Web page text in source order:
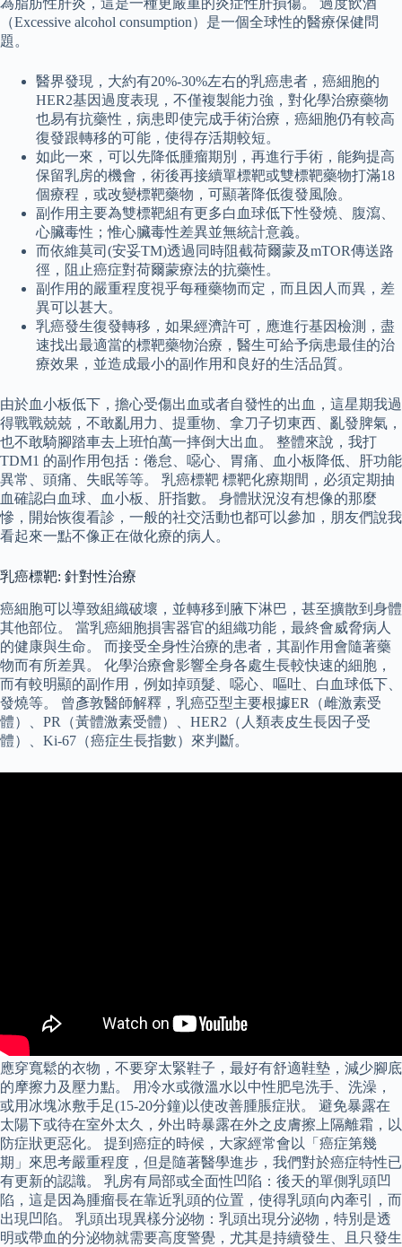
為脂肪性肝炎，這是一種更嚴重的炎症性肝損傷。 過度飲酒
（Excessive alcohol consumption）是一個全球性的醫療保健問
題。
醫界發現，大約有20%-30%左右的乳癌患者，癌細胞的
HER2基因過度表現，不僅複製能力強，對化學治療藥物
也易有抗藥性，病患即使完成手術治療，癌細胞仍有較高
復發跟轉移的可能，使得存活期較短。
如此一來，可以先降低腫瘤期別，再進行手術，能夠提高
保留乳房的機會，術後再接續單標靶或雙標靶藥物打滿18
個療程，或改變標靶藥物，可顯著降低復發風險。
副作用主要為雙標靶組有更多白血球低下性發燒、腹瀉、
心臟毒性；惟心臟毒性差異並無統計意義。
而依維莫司(安妥TM)透過同時阻截荷爾蒙及mTOR傳送路
徑，阻止癌症對荷爾蒙療法的抗藥性。
副作用的嚴重程度視乎每種藥物而定，而且因人而異，差
異可以甚大。
乳癌發生復發轉移，如果經濟許可，應進行基因檢測，盡
速找出最適當的標靶藥物治療，醫生可給予病患最佳的治
療效果，並造成最小的副作用和良好的生活品質。
由於血小板低下，擔心受傷出血或者自發性的出血，這星期我過
得戰戰兢兢，不敢亂用力、提重物、拿刀子切東西、亂發脾氣，
也不敢騎腳踏車去上班怕萬一摔倒大出血。 整體來說，我打
TDM1 的副作用包括：倦怠、噁心、胃痛、血小板降低、肝功能
異常、頭痛、失眠等等。 乳癌標靶 標靶化療期間，必須定期抽
血確認白血球、血小板、肝指數。 身體狀況沒有想像的那麼
慘，開始恢復看診，一般的社交活動也都可以參加，朋友們說我
看起來一點不像正在做化療的病人。
乳癌標靶: 針對性治療
癌細胞可以導致組織破壞，並轉移到腋下淋巴，甚至擴散到身體
其他部位。 當乳癌細胞損害器官的組織功能，最終會威脅病人
的健康與生命。 而接受全身性治療的患者，其副作用會隨著藥
物而有所差異。 化學治療會影響全身各處生長較快速的細胞，
而有較明顯的副作用，例如掉頭髮、噁心、嘔吐、白血球低下、
發燒等。 曾彥敦醫師解釋，乳癌亞型主要根據ER（雌激素受
體）、PR（黃體激素受體）、HER2（人類表皮生長因子受
體）、Ki-67（癌症生長指數）來判斷。
應穿寬鬆的衣物，不要穿太緊鞋子，最好有舒適鞋墊，減少腳底
的摩擦力及壓力點。 用冷水或微溫水以中性肥皂洗手、洗澡，
或用冰塊冰敷手足(15-20分鐘)以使改善腫脹症狀。 避免暴露在
太陽下或待在室外太久，外出時暴露在外之皮膚擦上隔離霜，以
防症狀更惡化。 提到癌症的時候，大家經常會以「癌症第幾
期」來思考嚴重程度，但是隨著醫學進步，我們對於癌症特性已
有更新的認識。 乳房有局部或全面性凹陷：後天的單側乳頭凹
陷，這是因為腫瘤長在靠近乳頭的位置，使得乳頭向內牽引，而
出現凹陷。 乳頭出現異樣分泌物：乳頭出現分泌物，特別是透
明或帶血的分泌物就需要高度警覺，尤其是持續發生、且只發生